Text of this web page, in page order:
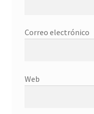
Facebook Prado
Facebook Thyssen
Correo electrónico
Web